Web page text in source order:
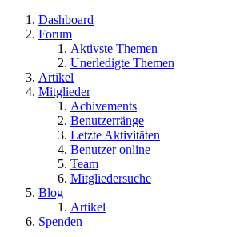
Dashboard
Forum
Aktivste Themen
Unerledigte Themen
Artikel
Mitglieder
Achivements
Benutzerränge
Letzte Aktivitäten
Benutzer online
Team
Mitgliedersuche
Blog
Artikel
Spenden